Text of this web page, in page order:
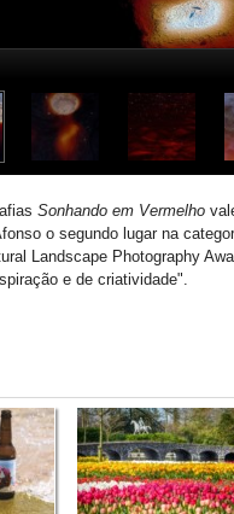
Sonhando em Vermelho
o segundo lugar na
Landscape Photography
e de criatividade".